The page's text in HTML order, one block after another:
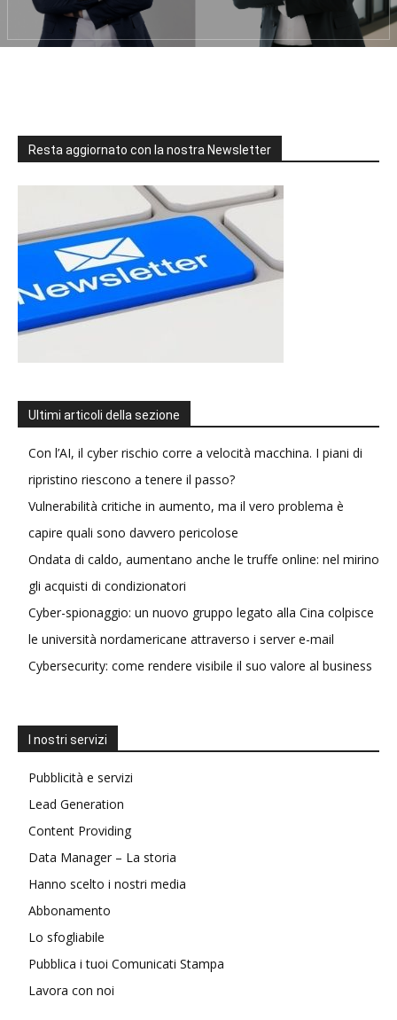
Resta aggiornato con la nostra Newsletter
Ultimi articoli della sezione
Con l’AI, il cyber rischio corre a velocità macchina. I piani di
ripristino riescono a tenere il passo?
Vulnerabilità critiche in aumento, ma il vero problema è
capire quali sono davvero pericolose
Ondata di caldo, aumentano anche le truffe online: nel mirino
gli acquisti di condizionatori
Cyber-spionaggio: un nuovo gruppo legato alla Cina colpisce
le università nordamericane attraverso i server e-mail
Cybersecurity: come rendere visibile il suo valore al business
I nostri servizi
Pubblicità e servizi
Lead Generation
Content Providing
Data Manager – La storia
Hanno scelto i nostri media
Abbonamento
Lo sfogliabile
Pubblica i tuoi Comunicati Stampa
Lavora con noi